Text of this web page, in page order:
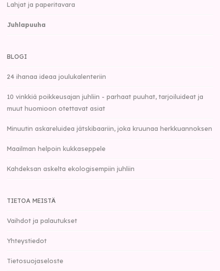
Lahjat ja paperitavara
Juhlapuuha
BLOGI
24 ihanaa ideaa joulukalenteriin
10 vinkkiä poikkeusajan juhliin - parhaat puuhat, tarjoiluideat ja
muut huomioon otettavat asiat
Minuutin askareluidea jätskibaariin, joka kruunaa herkkuannoksen
Maailman helpoin kukkaseppele
Kahdeksan askelta ekologisempiin juhliin
TIETOA MEISTÄ
Vaihdot ja palautukset
Yhteystiedot
Tietosuojaseloste